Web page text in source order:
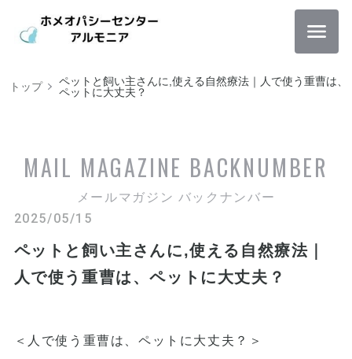
トップ
ペットと飼い主さんに,使える自然療法｜人で使う重曹は、
ペットに大丈夫？
MAIL MAGAZINE BACKNUMBER
メールマガジン バックナンバー
2025/05/15
ペットと飼い主さんに,使える自然療法｜
人で使う重曹は、ペットに大丈夫？
＜人で使う重曹は、ペットに大丈夫？＞